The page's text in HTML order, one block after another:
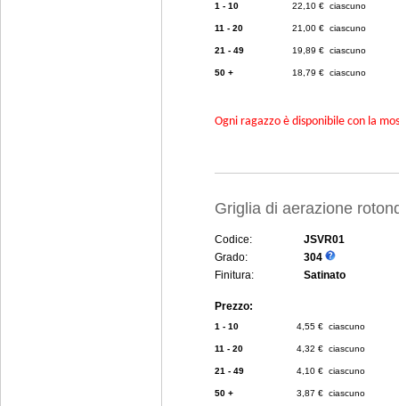
1 - 10 22,10 € ciascuno
11 - 20 21,00 € ciascuno
21 - 49 19,89 € ciascuno
50 + 18,79 € ciascuno
Ogni ragazzo è disponibile con la
Griglia di aerazione
Codice:
JSVR01
Grado:
304
Finitura:
Satinato
Prezzo:
1 - 10 4,55 € ciascuno
11 - 20 4,32 € ciascuno
21 - 49 4,10 € ciascuno
50 + 3,87 € ciascuno